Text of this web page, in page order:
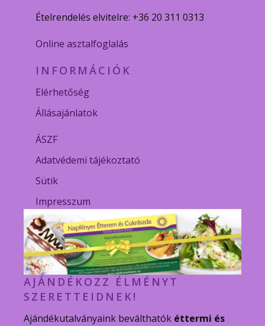
Ételrendelés elvitelre: +36 20 311 0313
Online asztalfoglalás
INFORMÁCIÓK
Elérhetőség
Állásajánlatok
ÁSZF
Adatvédemi tájékoztató
Sütik
Impresszum
AJÁNDÉKOZZ ÉLMÉNYT
SZERETTEIDNEK!
Ajándékutalványaink beválthatók éttermi és